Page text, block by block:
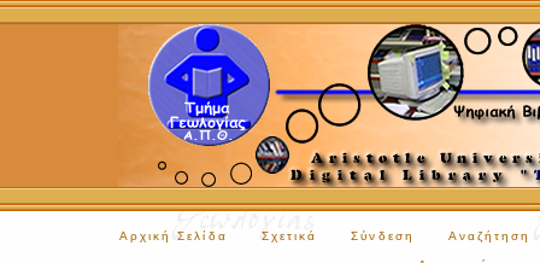
Αρχική Σελίδα Σχετικά Σύνδεση Αναζήτηση